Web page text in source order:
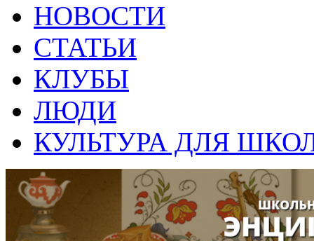
НОВОСТИ
СТАТЬИ
КЛУБЫ
ЛЮДИ
КУЛЬТУРА ДЛЯ